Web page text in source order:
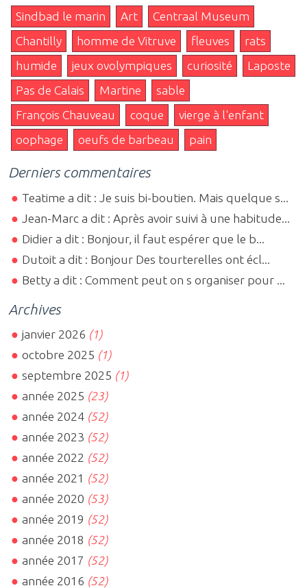
Sindbad le marin Art
Centraal Museum
Chantilly
homme de Vitruve fleuves
rats
humide
jeux ovolympiques curiosité
Laposte
Pas de Calais
Martine
sable
François Chauveau
coque
vierge à l'enfant
oophage
oeufs de barbeau pain
Derniers commentaires
Teatime a dit : Je suis bi-boutien. Mais quelque s...
Jean-Marc a dit : Après avoir suivi à une habitude...
Didier a dit : Bonjour, il faut espérer que le b...
Dutoit a dit : Bonjour Des tourterelles ont écl...
Betty a dit : Comment peut on s organiser pour ...
Archives
janvier 2026 (1)
octobre 2025 (1)
septembre 2025 (1)
année 2025 (23)
année 2024 (52)
année 2023 (52)
année 2022 (52)
année 2021 (52)
année 2020 (53)
année 2019 (52)
année 2018 (52)
année 2017 (52)
année 2016 (52)